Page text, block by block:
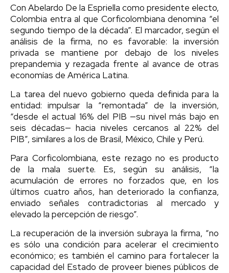
Con Abelardo De la Espriella como presidente electo,
Colombia entra al que Corficolombiana denomina “el
segundo tiempo de la década”. El marcador, según el
análisis de la firma, no es favorable: la inversión
privada se mantiene por debajo de los niveles
prepandemia y rezagada frente al avance de otras
economías de América Latina.
La tarea del nuevo gobierno queda definida para la
entidad: impulsar la “remontada” de la inversión,
“desde el actual 16% del PIB —su nivel más bajo en
seis décadas— hacia niveles cercanos al 22% del
PIB”, similares a los de Brasil, México, Chile y Perú.
Para Corficolombiana, este rezago no es producto
de la mala suerte. Es, según su análisis, “la
acumulación de errores no forzados que, en los
últimos cuatro años, han deteriorado la confianza,
enviado señales contradictorias al mercado y
elevado la percepción de riesgo”.
La recuperación de la inversión subraya la firma, “no
es sólo una condición para acelerar el crecimiento
económico; es también el camino para fortalecer la
capacidad del Estado de proveer bienes públicos de